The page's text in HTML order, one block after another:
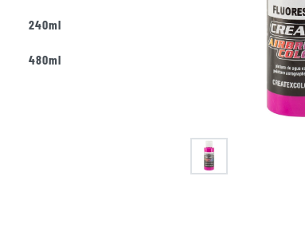
240ml
480ml